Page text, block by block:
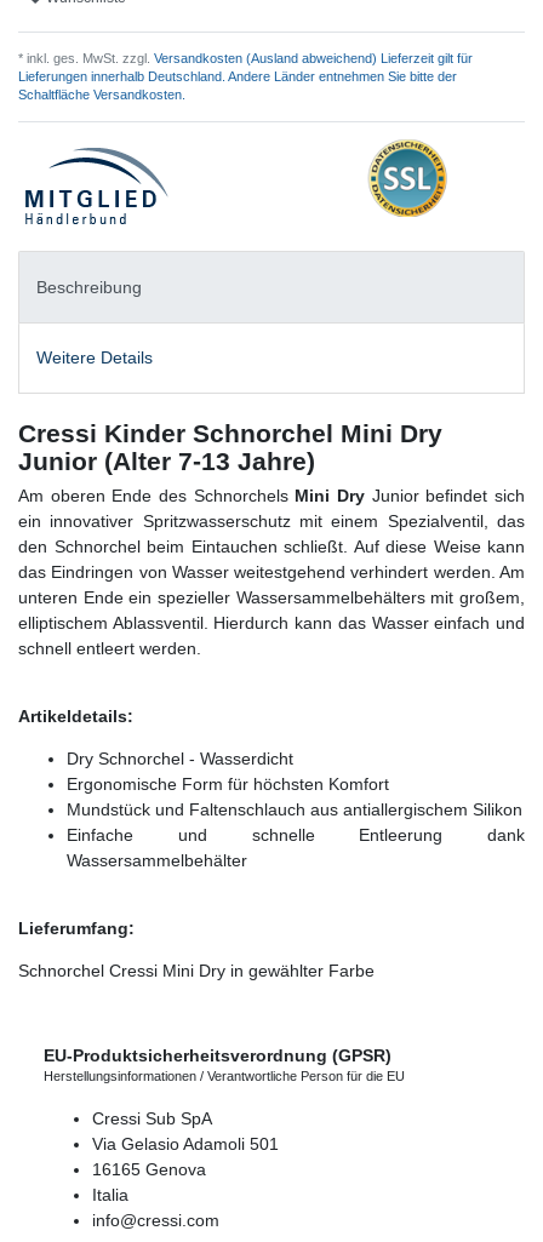
* inkl. ges. MwSt. zzgl. Versandkosten (Ausland abweichend) Lieferzeit gilt für
Lieferungen innerhalb Deutschland. Andere Länder entnehmen Sie bitte der
Schaltfläche Versandkosten.
Beschreibung
Weitere Details
Cressi Kinder Schnorchel Mini Dry
Junior (Alter 7-13 Jahre)
Am oberen Ende des Schnorchels Mini Dry Junior befindet sich
ein innovativer Spritzwasserschutz mit einem Spezialventil, das
den Schnorchel beim Eintauchen schließt. Auf diese Weise kann
das Eindringen von Wasser weitestgehend verhindert werden. Am
unteren Ende ein spezieller Wassersammelbehälters mit großem,
elliptischem Ablassventil. Hierdurch kann das Wasser einfach und
schnell entleert werden.
Artikeldetails:
Dry Schnorchel - Wasserdicht
Ergonomische Form für höchsten Komfort
Mundstück und Faltenschlauch aus antiallergischem Silikon
Einfache und schnelle Entleerung dank
Wassersammelbehälter
Lieferumfang:
Schnorchel Cressi Mini Dry in gewählter Farbe
EU-Produktsicherheitsverordnung (GPSR)
Herstellungsinformationen / Verantwortliche Person für die EU
Cressi Sub SpA
Via Gelasio Adamoli 501
16165 Genova
Italia
info@cressi.com